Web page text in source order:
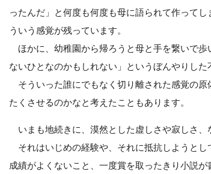
ったんだ」と何度も何度も母に語られて作って
ういう感覚が残っています。
ほかに、幼稚園から帰ろうと母と手を繋いで歩
ないひとなのかもしれない」というぼんやりした
そういった誰にでもなく切り離された感覚の原
たくさせるのかなと考えたこともあります。
いまも地続きに、漠然とした虚しさや寂しさ、
それはいじめの経験や、それに抵抗しようとし
成績がよくないこと、一度賞を取ったきり小説